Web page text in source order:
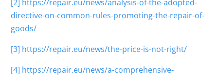
[2] https://repair.eu/news/analysis-of-the-adopted-
directive-on-common-rules-promoting-the-repair-of-
goods/
[3] https://repair.eu/news/the-price-is-not-right/
[4] https://repair.eu/news/a-comprehensive-